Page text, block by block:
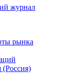
журнал
рынка